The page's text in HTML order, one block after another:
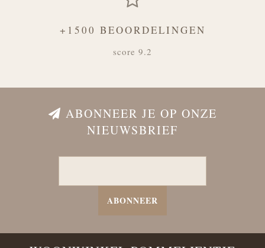
+1500 BEOORDELINGEN
score 9.2
ABONNEER JE OP ONZE
NIEUWSBRIEF
ABONNEER